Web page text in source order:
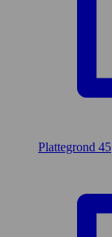
Plattegrond 45